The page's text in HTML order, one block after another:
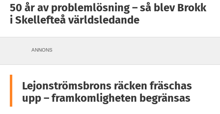
50 år av problemlösning – så blev Brokk
i Skellefteå världsledande
ANNONS
Lejonströmsbrons räcken fräschas
upp – framkomligheten begränsas